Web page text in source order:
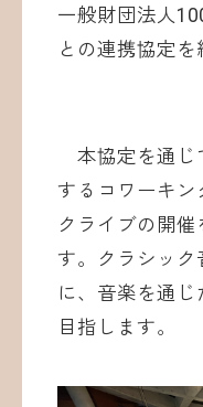
一般財団法人
との連携協定を
本協定を通じ
するコワーキン
クライブの開
す。クラシック
に、音楽を通
目指します。